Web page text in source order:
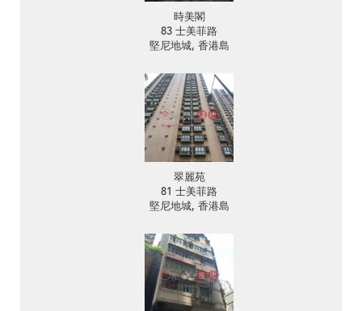
時美閣
83 士美菲路
堅尼地城, 香港島
翠麗苑
81 士美菲路
堅尼地城, 香港島